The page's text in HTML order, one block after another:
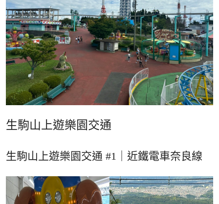
生駒山上遊樂園交通
生駒山上遊樂園交通 #1｜近鐵電車奈良線